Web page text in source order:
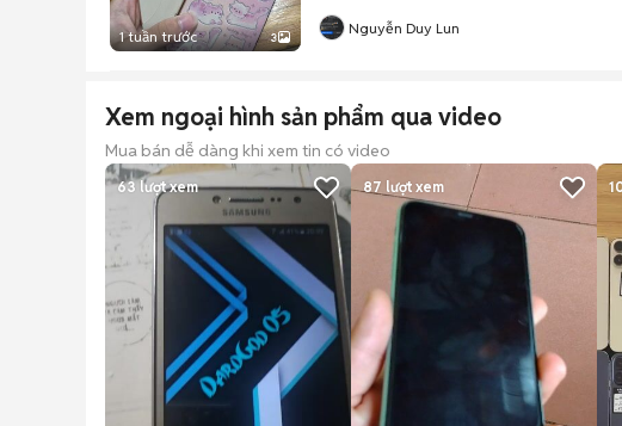
1 tuần trước 3 Nguyễn Duy Lun
Xem ngoại hình sản phẩm qua video
Mua bán dễ dàng khi xem tin có video
63 lượt xem 87 lượt xem